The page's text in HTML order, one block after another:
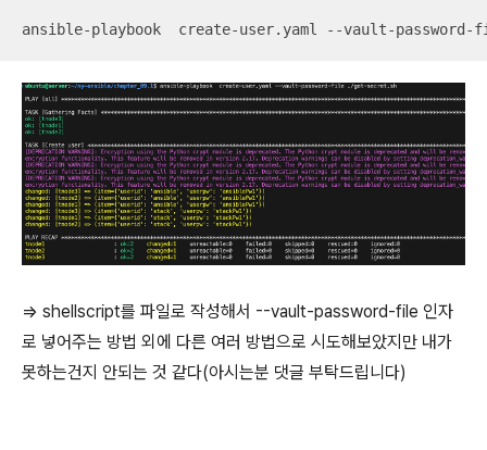
ansible-playbook  create-user.yaml --vault-
=> shellscript를 파일로 작성해서 --vault-password-file 인자
로 넣어주는 방법 외에 다른 여러 방법으로 시도해보았지만 내가
못하는건지 안되는 것 같다(아시는분 댓글 부탁드립니다)